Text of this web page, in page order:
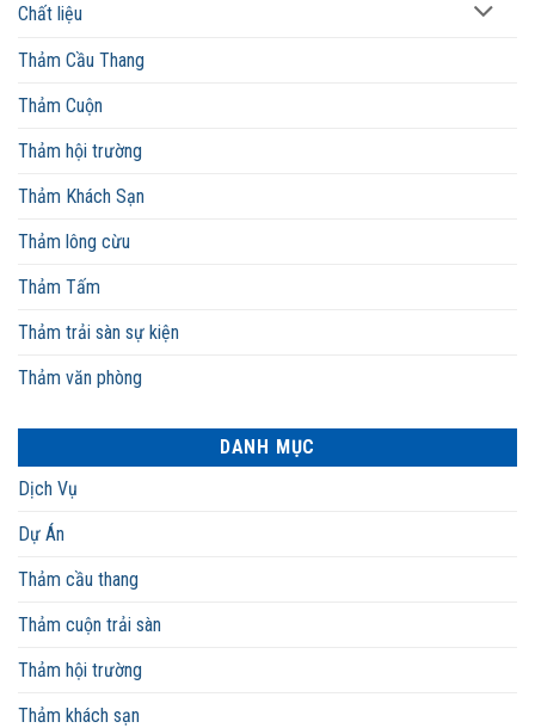
Chất liệu
Thảm Cầu Thang
Thảm Cuộn
Thảm hội trường
Thảm Khách Sạn
Thảm lông cừu
Thảm Tấm
Thảm trải sàn sự kiện
Thảm văn phòng
DANH MỤC
Dịch Vụ
Dự Án
Thảm cầu thang
Thảm cuộn trải sàn
Thảm hội trường
Thảm khách sạn